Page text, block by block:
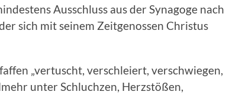
Ausschluss aus der Synagoge nach
sich mit seinem Zeitgenossen Christus
„vertuscht, verschleiert, verschwiegen,
unter Schluchzen, Herzstößen,